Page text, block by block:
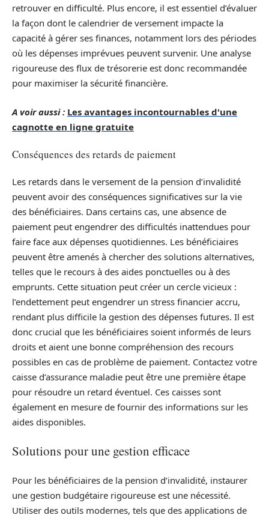
retrouver en difficulté. Plus encore, il est essentiel d’évaluer
la façon dont le calendrier de versement impacte la
capacité à gérer ses finances, notamment lors des périodes
où les dépenses imprévues peuvent survenir. Une analyse
rigoureuse des flux de trésorerie est donc recommandée
pour maximiser la sécurité financière.
A voir aussi : Les avantages incontournables d'une
cagnotte en ligne gratuite
Conséquences des retards de paiement
Les retards dans le versement de la pension d’invalidité
peuvent avoir des conséquences significatives sur la vie
des bénéficiaires. Dans certains cas, une absence de
paiement peut engendrer des difficultés inattendues pour
faire face aux dépenses quotidiennes. Les bénéficiaires
peuvent être amenés à chercher des solutions alternatives,
telles que le recours à des aides ponctuelles ou à des
emprunts. Cette situation peut créer un cercle vicieux :
l’endettement peut engendrer un stress financier accru,
rendant plus difficile la gestion des dépenses futures. Il est
donc crucial que les bénéficiaires soient informés de leurs
droits et aient une bonne compréhension des recours
possibles en cas de problème de paiement. Contactez votre
caisse d’assurance maladie peut être une première étape
pour résoudre un retard éventuel. Ces caisses sont
également en mesure de fournir des informations sur les
aides disponibles.
Solutions pour une gestion efficace
Pour les bénéficiaires de la pension d’invalidité, instaurer
une gestion budgétaire rigoureuse est une nécessité.
Utiliser des outils modernes, tels que des applications de